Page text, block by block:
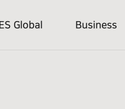
Global Business